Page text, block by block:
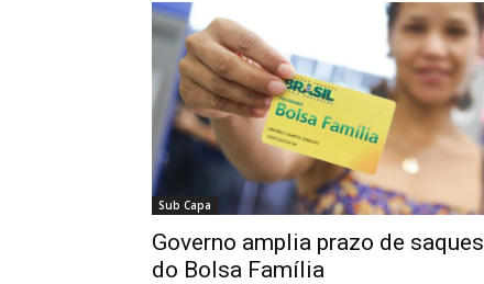
Sub Capa
Governo amplia prazo de saques
do Bolsa Família